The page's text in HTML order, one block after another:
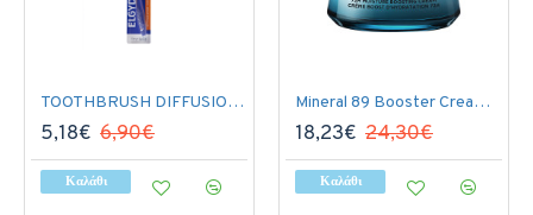
TOOTHBRUSH DIFFUSION MEDIUM
5,18€ 6,90€
Καλάθι
Mineral 89 Booster Cream 50ml
18,23€ 24,30€
Καλάθι